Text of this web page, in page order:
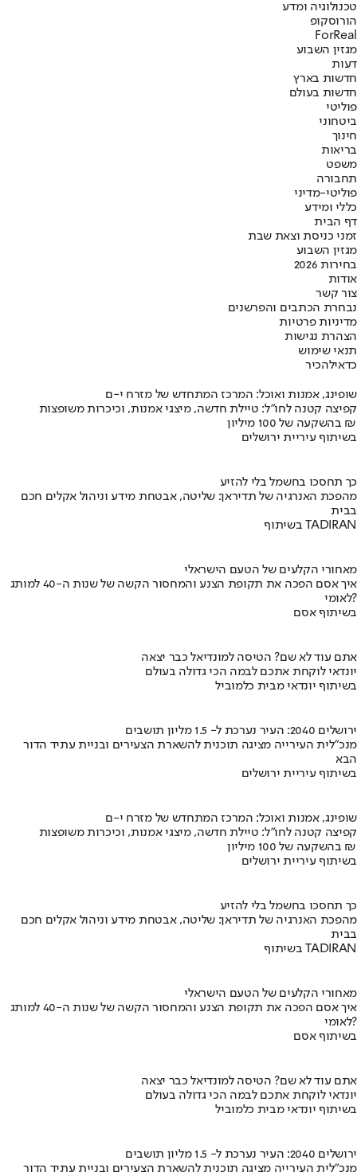
טכנולוגיה ומדע
הורוסקופ
ForReal
מגזין השבוע
דעות
חדשות בארץ
חדשות בעולם
פוליטי
ביטחוני
חינוך
בריאות
משפט
תחבורה
פוליטי-מדיני
כללי ומידע
דף הבית
זמני כניסת וצאת שבת
מגזין השבוע
בחירות 2026
אודות
צור קשר
נבחרת הכתבים והפרשנים
מדיניות פרטיות
הצהרת נגישות
תנאי שימוש
כדאילהכיר
שופינג, אמנות ואוכל: המרכז המתחדש של מזרח י-ם
קפיצה קטנה לחו"ל: טיילת חדשה, מיצגי אמנות, וכיכרות משופצות
בהשקעה של 100 מיליון ₪
בשיתוף עיריית ירושלים
כך תחסכו בחשמל בלי להזיע
מהפכת האנרגיה של תדיראן: שליטה, אבטחת מידע וניהול אקלים חכם
בבית
בשיתוף TADIRAN
מאחורי הקלעים של הטעם הישראלי
איך אסם הפכה את תקופת הצנע והמחסור הקשה של שנות ה-40 למותג
לאומי?
בשיתוף אסם
אתם עוד לא שם? הטיסה למונדיאל כבר יצאה
יונדאי לוקחת אתכם לבמה הכי גדולה בעולם
בשיתוף יונדאי מבית כלמוביל
ירושלים 2040: העיר נערכת ל- 1.5 מליון תושבים
מנכ"לית העירייה מציגה תוכנית להשארת הצעירים ובניית עתיד הדור
הבא
בשיתוף עיריית ירושלים
שופינג, אמנות ואוכל: המרכז המתחדש של מזרח י-ם
קפיצה קטנה לחו"ל: טיילת חדשה, מיצגי אמנות, וכיכרות משופצות
בהשקעה של 100 מיליון ₪
בשיתוף עיריית ירושלים
כך תחסכו בחשמל בלי להזיע
מהפכת האנרגיה של תדיראן: שליטה, אבטחת מידע וניהול אקלים חכם
בבית
בשיתוף TADIRAN
מאחורי הקלעים של הטעם הישראלי
איך אסם הפכה את תקופת הצנע והמחסור הקשה של שנות ה-40 למותג
לאומי?
בשיתוף אסם
אתם עוד לא שם? הטיסה למונדיאל כבר יצאה
יונדאי לוקחת אתכם לבמה הכי גדולה בעולם
בשיתוף יונדאי מבית כלמוביל
ירושלים 2040: העיר נערכת ל- 1.5 מליון תושבים
מנכ"לית העירייה מציגה תוכנית להשארת הצעירים ובניית עתיד הדור